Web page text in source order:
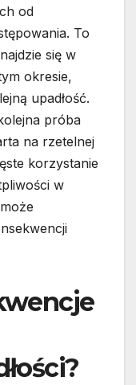
od
To
się w
okresie,
upadłość.
próba
na rzetelnej
korzystanie
w